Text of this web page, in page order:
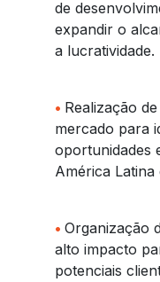
de
expandir o
a lucratividade.
• Realização
mercado para
oportunidades
América Latina
• Organização
alto impacto
potenciais